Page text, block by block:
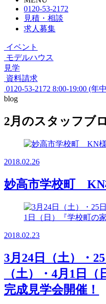
0120-53-2172
見積・相談
求人募集
イベント
モデルハウス
見学
資料請求
0120-53-2172 8:00-19:00 (年
blog
2月のスタッフブ
2018.02.26
妙高市学校町 KN
2018.02.23
3月24日（土）・
（土）・4月1日（
完成見学会開催！